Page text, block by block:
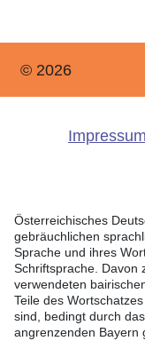
© 2026
Impressum
Österreichisches
gebräuchlichen
Sprache und ihres
Schriftsprache. Davon
verwendeten
Teile des
sind, bedingt durch
angrenzenden Bayern